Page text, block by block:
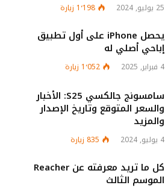
25 يوليو, 2024 1٬198 زيارة
يحصل iPhone على أول تطبيق
إباحي أصلي له
4 فبراير, 2025 1٬052 زيارة
سامسونج جالكسي S25: الأخبار
والسعر المتوقع وتاريخ الإصدار
والمزيد
4 يوليو, 2024 835 زيارة
كل ما تريد معرفته عن Reacher
الموسم الثالث